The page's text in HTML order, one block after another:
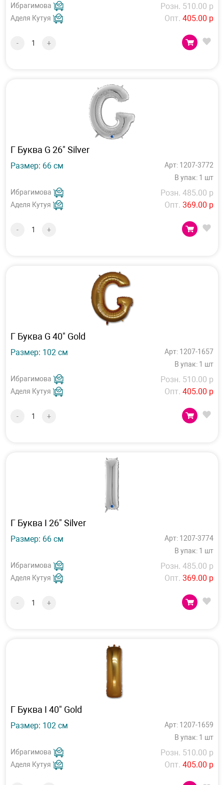
Ибрагимова
Аделя Кутуя
Розн. 510.00 р
Опт. 405.00 р
- +
Г Буква G 26" Silver
Размер: 66 см
Арт: 1207-3772
В упак: 1 шт
Ибрагимова
Аделя Кутуя
Розн. 485.00 р
Опт. 369.00 р
- +
Г Буква G 40" Gold
Размер: 102 см
Арт: 1207-1657
В упак: 1 шт
Ибрагимова
Аделя Кутуя
Розн. 510.00 р
Опт. 405.00 р
- +
Г Буква I 26" Silver
Размер: 66 см
Арт: 1207-3774
В упак: 1 шт
Ибрагимова
Аделя Кутуя
Розн. 485.00 р
Опт. 369.00 р
- +
Г Буква I 40" Gold
Размер: 102 см
Арт: 1207-1659
В упак: 1 шт
Ибрагимова
Аделя Кутуя
Розн. 510.00 р
Опт. 405.00 р